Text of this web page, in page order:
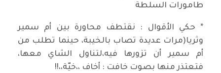
طامورات السلطة
* حكي الأقوال : نقتطف محاورة بين أم سمير
وثريا(مرات عديدة تصاب بالخيبة، حينما تطلب من
أم سمير أن تزورها فيه،لتناول الشاي معها،
فتعتذر منها بصوت خافت : أخاف ،،خيّة،،!!